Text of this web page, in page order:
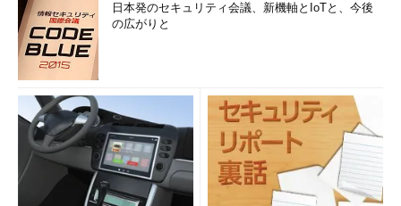
日本発のセキュリティ会議、新機軸とIoTと、今後
の広がりと